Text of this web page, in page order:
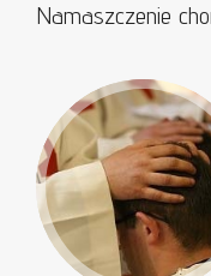
Namaszczenie